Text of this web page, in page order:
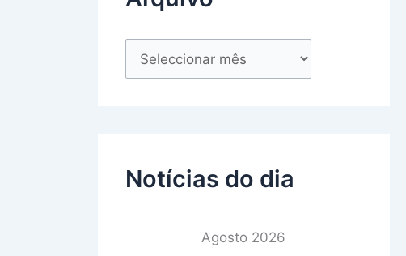
Notícias do dia
Agosto 2026